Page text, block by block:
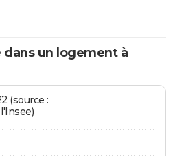
dans un logement à
(source :